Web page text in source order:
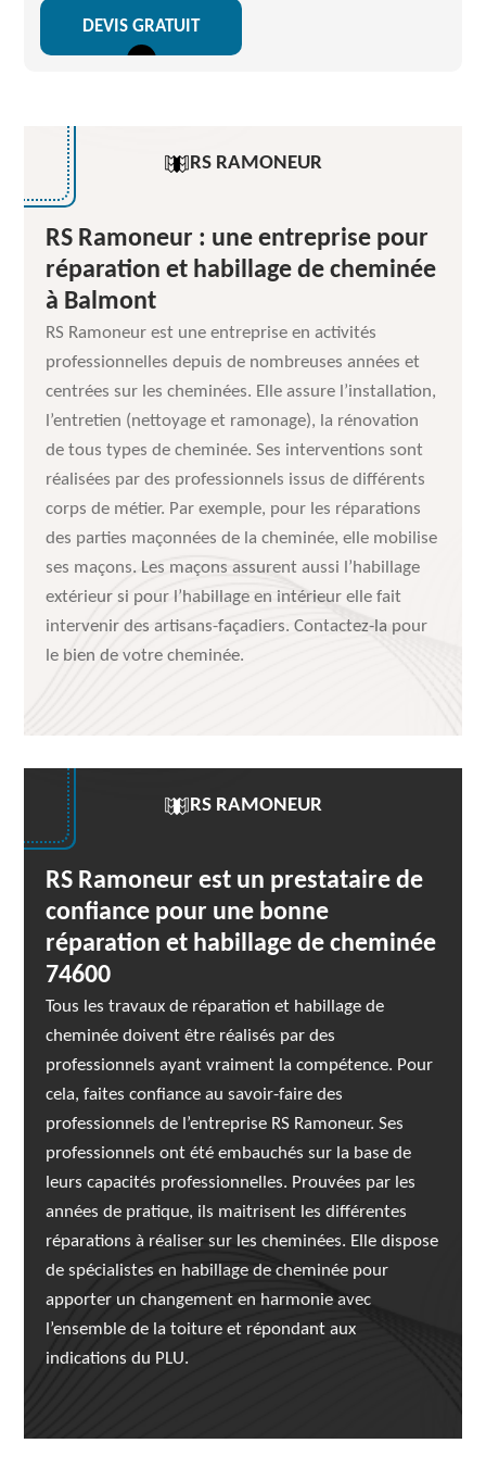
DEVIS GRATUIT
RS RAMONEUR
RS Ramoneur : une entreprise pour
réparation et habillage de cheminée
à Balmont
RS Ramoneur est une entreprise en activités
professionnelles depuis de nombreuses années et
centrées sur les cheminées. Elle assure l’installation,
l’entretien (nettoyage et ramonage), la rénovation
de tous types de cheminée. Ses interventions sont
réalisées par des professionnels issus de différents
corps de métier. Par exemple, pour les réparations
des parties maçonnées de la cheminée, elle mobilise
ses maçons. Les maçons assurent aussi l’habillage
extérieur si pour l’habillage en intérieur elle fait
intervenir des artisans-façadiers. Contactez-la pour
le bien de votre cheminée.
RS RAMONEUR
RS Ramoneur est un prestataire de
confiance pour une bonne
réparation et habillage de cheminée
74600
Tous les travaux de réparation et habillage de
cheminée doivent être réalisés par des
professionnels ayant vraiment la compétence. Pour
cela, faites confiance au savoir-faire des
professionnels de l’entreprise RS Ramoneur. Ses
professionnels ont été embauchés sur la base de
leurs capacités professionnelles. Prouvées par les
années de pratique, ils maitrisent les différentes
réparations à réaliser sur les cheminées. Elle dispose
de spécialistes en habillage de cheminée pour
apporter un changement en harmonie avec
l’ensemble de la toiture et répondant aux
indications du PLU.